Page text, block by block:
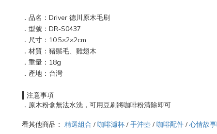
．品名：Driver 德川原木毛刷
．型號：DR-S0437
．尺寸：10.5×2×2cm
．材質：猪鬃毛、雞翅木
．重量：18g
．產地：台灣
▌注意事項
．原木粉盒無法水洗，可用豆刷將咖啡粉清除即可
看其他商品： 精選組合 /咖啡濾杯 /手沖壺 /咖啡配件 /心情故